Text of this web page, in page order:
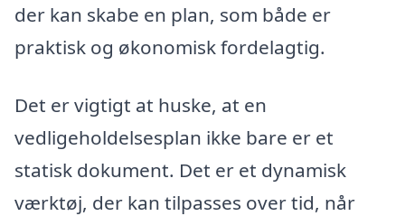
der kan skabe en plan, som både er
praktisk og økonomisk fordelagtig.
Det er vigtigt at huske, at en
vedligeholdelsesplan ikke bare er et
statisk dokument. Det er et dynamisk
værktøj, der kan tilpasses over tid, når